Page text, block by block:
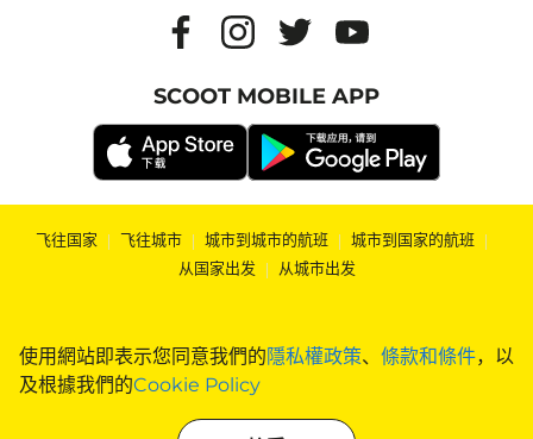
使用網站即表示您同意我們的隱私權政策、 條款和條件，以
及根據我們的Cookie Policy
SCOOT MOBILE APP
飞往国家 | 飞往城市 | 城市到城市的航班 | 城市到国家的航班 |
从国家出发 | 从城市出发